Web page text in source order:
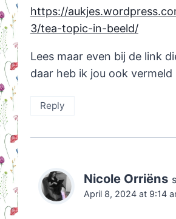
https://
3/tea-topic-in-beeld/
Lees maar even bij de link
daar heb ik jou ook vermeld
Reply
Nicole Orriëns
April 8, 2024 at 9:14